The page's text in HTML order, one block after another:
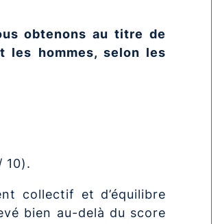
obtenons au titre de
les hommes, selon les
10).
collectif et d’équilibre
bien au-delà du score